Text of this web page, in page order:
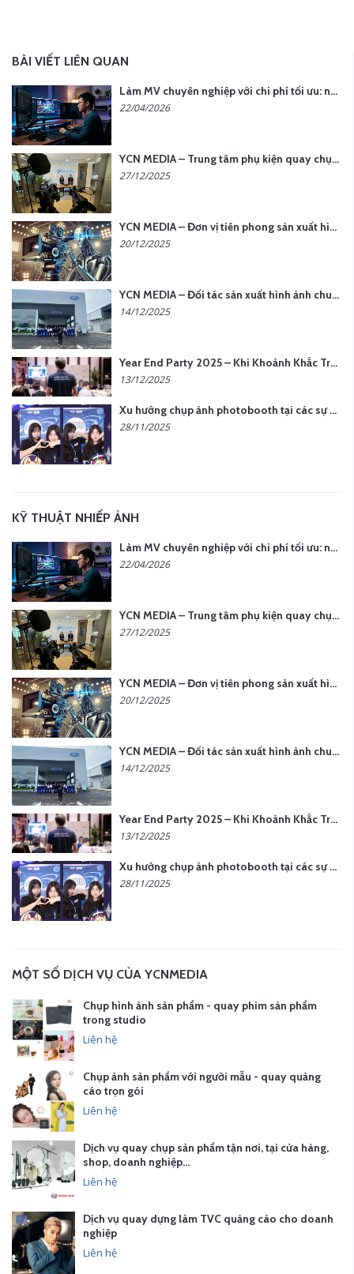
BÀI VIẾT LIÊN QUAN
Làm MV chuyên nghiệp với chi phí tối ưu: nên chọn quay thực tế hay video AI?
22/04/2026
YCN MEDIA – Trung tâm phụ kiện quay chụp tại Hà Nội
27/12/2025
YCN MEDIA – Đơn vị tiên phong sản xuất hình ảnh & âm thanh bằng AI tại Hà Nội
20/12/2025
YCN MEDIA – Đối tác sản xuất hình ảnh chuyên nghiệp cho doanh nghiệp tại Hà Nội
14/12/2025
Year End Party 2025 – Khi Khoảnh Khắc Trở Thành Dấu Ấn | Gói Ưu Đãi Tháng 12 Từ YCN Media
13/12/2025
Xu hướng chụp ảnh photobooth tại các sự kiện hiện nay
28/11/2025
KỸ THUẬT NHIẾP ẢNH
Làm MV chuyên nghiệp với chi phí tối ưu: nên chọn quay thực tế hay video AI?
22/04/2026
YCN MEDIA – Trung tâm phụ kiện quay chụp tại Hà Nội
27/12/2025
YCN MEDIA – Đơn vị tiên phong sản xuất hình ảnh & âm thanh bằng AI tại Hà Nội
20/12/2025
YCN MEDIA – Đối tác sản xuất hình ảnh chuyên nghiệp cho doanh nghiệp tại Hà Nội
14/12/2025
Year End Party 2025 – Khi Khoảnh Khắc Trở Thành Dấu Ấn | Gói Ưu Đãi Tháng 12 Từ YCN Media
13/12/2025
Xu hướng chụp ảnh photobooth tại các sự kiện hiện nay
28/11/2025
MỘT SỐ DỊCH VỤ CỦA YCNMEDIA
Chụp hình ảnh sản phẩm - quay phim sản phẩm
trong studio
Liên hệ
Chụp ảnh sản phẩm với người mẫu - quay quảng
cáo trọn gói
Liên hệ
Dịch vụ quay chụp sản phẩm tận nơi, tại cửa hàng,
shop, doanh nghiệp…
Liên hệ
Dịch vụ quay dựng làm TVC quảng cáo cho doanh
nghiệp
Liên hệ